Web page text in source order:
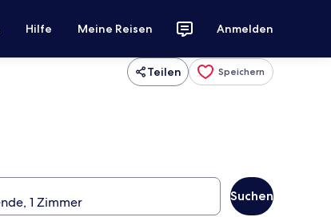
Hilfe Meine Reisen Anmelden
Teilen Speichern
Suchen